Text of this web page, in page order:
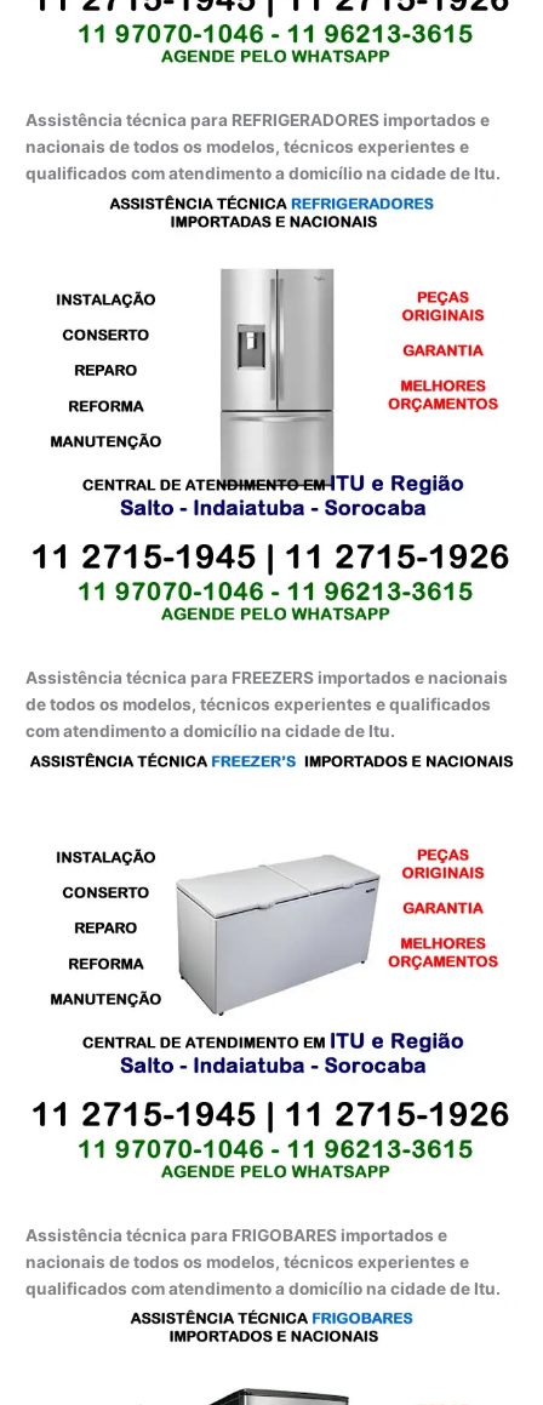
Assistência técnica para REFRIGERADORES importados e
nacionais de todos os modelos, técnicos experientes e
qualificados com atendimento a domicílio na cidade de Itu.
Assistência técnica para FREEZERS importados e nacionais
de todos os modelos, técnicos experientes e qualificados
com atendimento a domicílio na cidade de Itu.
Assistência técnica para FRIGOBARES importados e
nacionais de todos os modelos, técnicos experientes e
qualificados com atendimento a domicílio na cidade de Itu.